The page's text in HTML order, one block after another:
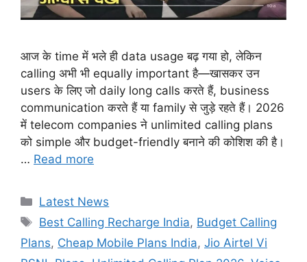
आज के time में भले ही data usage बढ़ गया हो, लेकिन
calling अभी भी equally important है—खासकर उन
users के लिए जो daily long calls करते हैं, business
communication करते हैं या family से जुड़े रहते हैं। 2026
में telecom companies ने unlimited calling plans
को simple और budget-friendly बनाने की कोशिश की है।
… Read more
Categories
Latest News
Tags
Best Calling Recharge India, Budget Calling
Plans, Cheap Mobile Plans India, Jio Airtel Vi